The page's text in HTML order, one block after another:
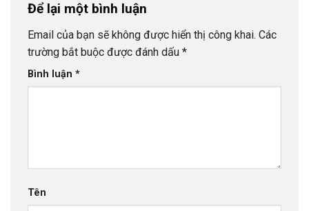
Để lại một bình luận
Email của bạn sẽ không được hiển thị công khai. Các
trường bắt buộc được đánh dấu *
Bình luận *
Tên